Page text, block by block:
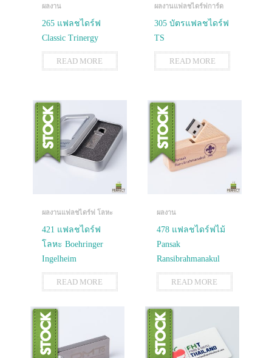
ผลงาน
265 แฟลชไดร์ฟ
Classic Trinergy
READ MORE
ผลงานแฟลชไดร์ฟการ์ด
305 บัตรแฟลชไดร์ฟ
TS
READ MORE
ผลงานแฟลชไดร์ฟ โลหะ
421 แฟลชไดร์ฟ
โลหะ Boehringer
Ingelheim
READ MORE
ผลงาน
478 แฟลชไดร์ฟไม้
Pansak
Ransibrahmanakul
READ MORE